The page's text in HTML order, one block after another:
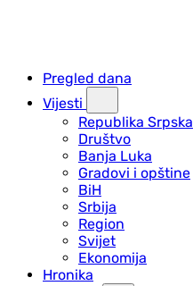
Pregled dana
Vijesti
Republika Srpska
Društvo
Banja Luka
Gradovi i opštine
BiH
Srbija
Region
Svijet
Ekonomija
Hronika